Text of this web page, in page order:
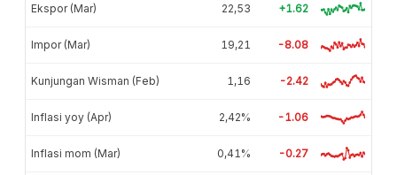
Ekspor (Mar) 22,53 +1.62
Impor (Mar) 19,21 -8.08
Kunjungan Wisman (Feb) 1,16 -2.42
Inflasi yoy (Apr) 2,42% -1.06
Inflasi mom (Mar) 0,41% -0.27